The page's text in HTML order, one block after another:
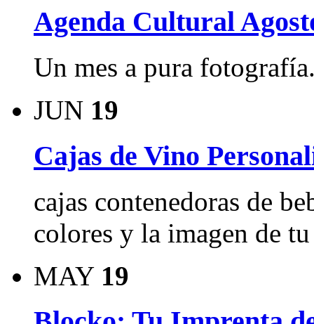
Agenda Cultural
Un mes a pura
JUN 19
Cajas de Vino
cajas contenedoras de
colores y la imagen de tu
MAY 19